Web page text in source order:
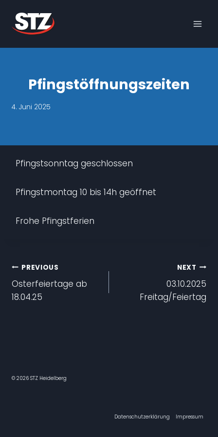
content
Pfingstöffnungszeiten
4. Juni 2025
Pfingstsonntag geschlossen
Pfingstmontag 10 bis 14h geöffnet
Frohe Pfingstferien
Beitragsnavigation
PREVIOUS
Osterfeiertage ab
18.04.25
NEXT
03.10.2025
Freitag/Feiertag
© 2026 STZ Heidelberg
Datenschutzerklärung Impressum